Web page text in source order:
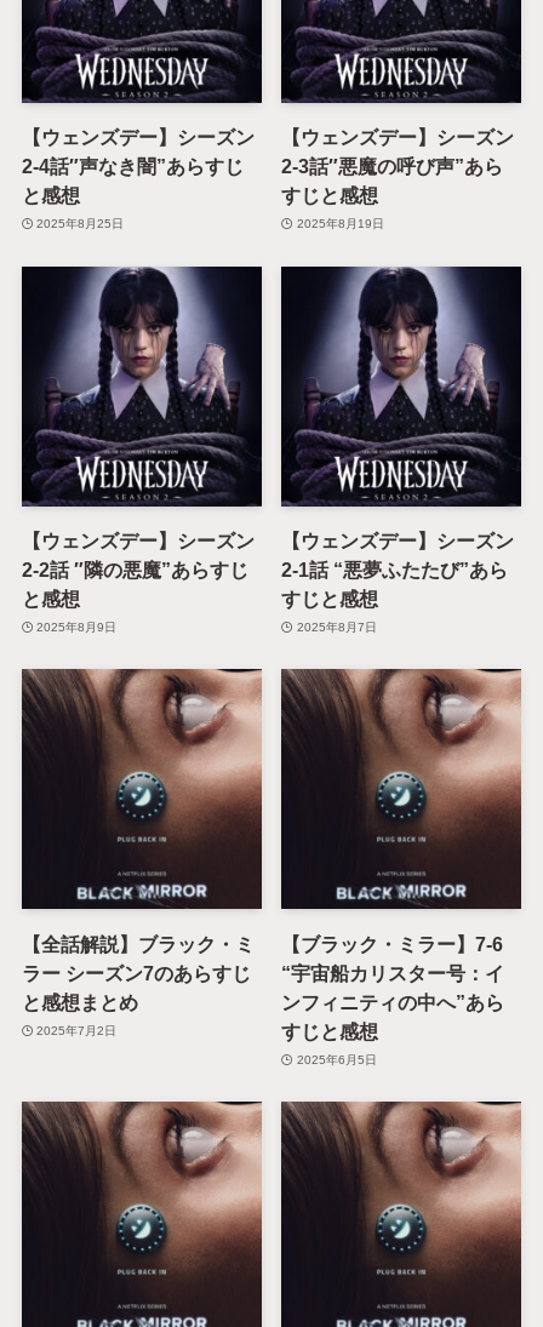
【ウェンズデー】シーズン
2-4話″声なき闇”あらすじ
と感想
2025年8月25日
【ウェンズデー】シーズン
2-3話″悪魔の呼び声”あら
すじと感想
2025年8月19日
【ウェンズデー】シーズン
2-2話 ″隣の悪魔”あらすじ
と感想
2025年8月9日
【ウェンズデー】シーズン
2-1話 “悪夢ふたたび”あら
すじと感想
2025年8月7日
【全話解説】ブラック・ミ
ラー シーズン7のあらすじ
と感想まとめ
2025年7月2日
【ブラック・ミラー】7-6
“宇宙船カリスター号：イ
ンフィニティの中へ”あら
すじと感想
2025年6月5日